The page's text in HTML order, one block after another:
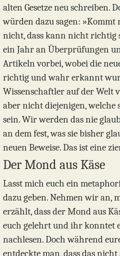
alten Gesetze neu schreiben.
würden dazu sagen: »Kommt
nicht, dass kann nicht richtig
ein Jahr an Überprüfungen
Artikeln vorbei, wobei die
richtig und wahr erkannt
Wissenschaftler auf der Welt
aber nicht diejenigen, welche
sein. Wir werden das nie
an dem fest, was sie bisher
neuen Beweise. Das ist eine
Der Mond aus Käse
Lasst mich euch ein
dazu geben. Nehmen wir an,
erzählt, dass der Mond aus
euch gelehrt und ihr konntet
nachlesen. Doch während
entdeckte man, dass das